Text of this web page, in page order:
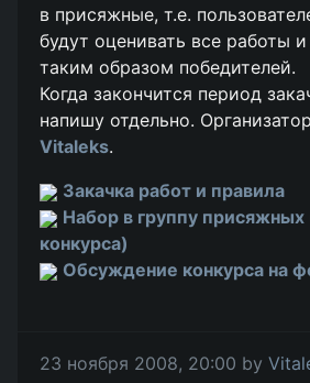
в присяжные, т.е.
будут оценивать все работы
таким образом победителей.
Когда закончится период
напишу отдельно.
Vitaleks.
Закачка работ и правила
Набор в группу
конкурса)
Обсуждение конкурса на
23 ноября 2008, 20:00 by